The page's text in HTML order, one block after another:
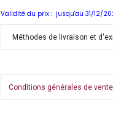
Validité du prix : jusqu'au 31/12/
Méthodes de livraison et
Conditions générales de